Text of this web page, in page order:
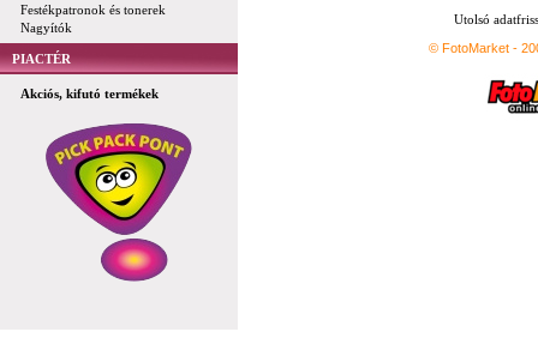
Festékpatronok és tonerek
Nagyítók
PIACTÉR
Akciós, kifutó termékek
Utolsó
© FotoMarket -